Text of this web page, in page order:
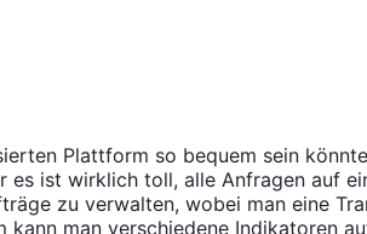
Plattform so bequem sein
es ist wirklich toll, alle Anfragen auf
zu verwalten, wobei man eine
man verschiedene Indikatoren